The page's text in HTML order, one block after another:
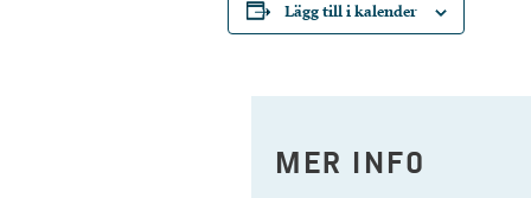
Lägg till i kalender
MER INFO